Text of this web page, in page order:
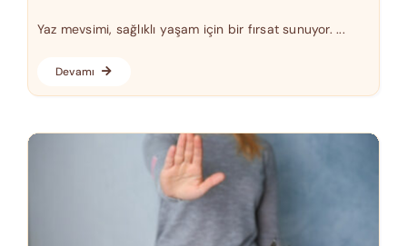
Yaz mevsimi, sağlıklı yaşam için bir fırsat sunuyor. ...
Devamı